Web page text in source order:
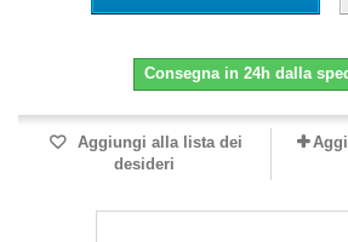
Consegna in 24h dalla
Aggiungi alla lista dei
desideri